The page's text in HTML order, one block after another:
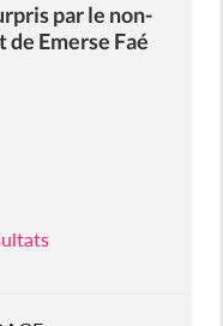
par le non-
Emerse Faé